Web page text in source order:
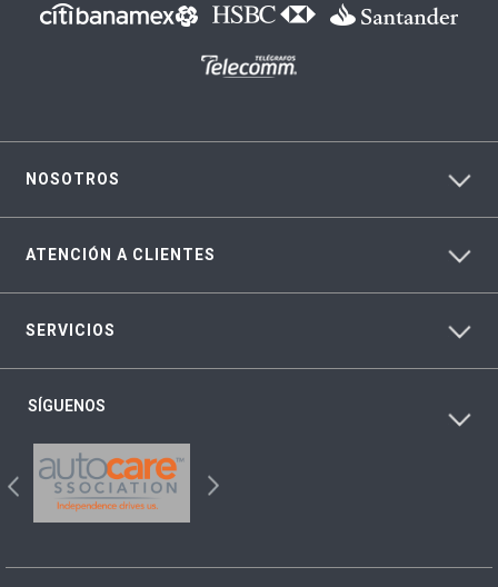
NOSOTROS
ATENCIÓN A CLIENTES
SERVICIOS
SÍGUENOS